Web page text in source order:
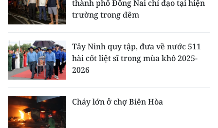
thành phố Đồng Nai chỉ đạo tại hiện
trường trong đêm
Tây Ninh quy tập, đưa về nước 511
hài cốt liệt sĩ trong mùa khô 2025-
2026
Cháy lớn ở chợ Biên Hòa